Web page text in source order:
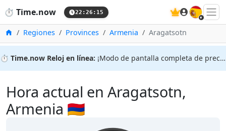
⏱️ Time.now 22:26:15 🇪🇸
InicioRegiones Provinces Armenia Aragatsotn
⏱️ Time.now Reloj en línea: ¡Modo de pantalla completa de precisión!
Hora actual en Aragatsotn,
Armenia 🇦🇲